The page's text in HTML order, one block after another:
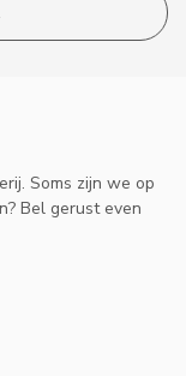
Soms zijn we op
Bel gerust even